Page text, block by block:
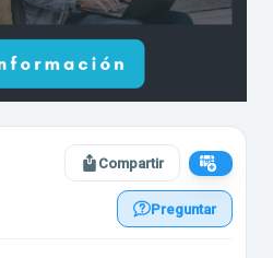
Compartir
Preguntar